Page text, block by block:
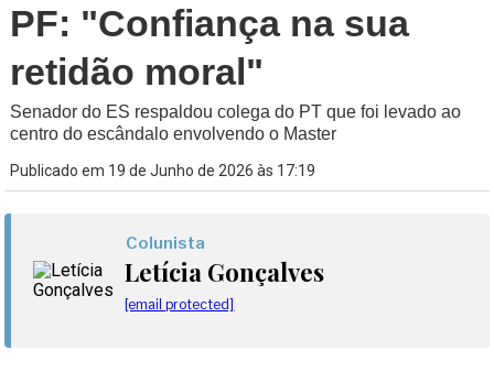
PF: "Confiança na sua
retidão moral"
Senador do ES respaldou colega do PT que foi levado ao
centro do escândalo envolvendo o Master
Publicado em 19 de Junho de 2026 às 17:19
Colunista
Letícia Gonçalves
[email protected]